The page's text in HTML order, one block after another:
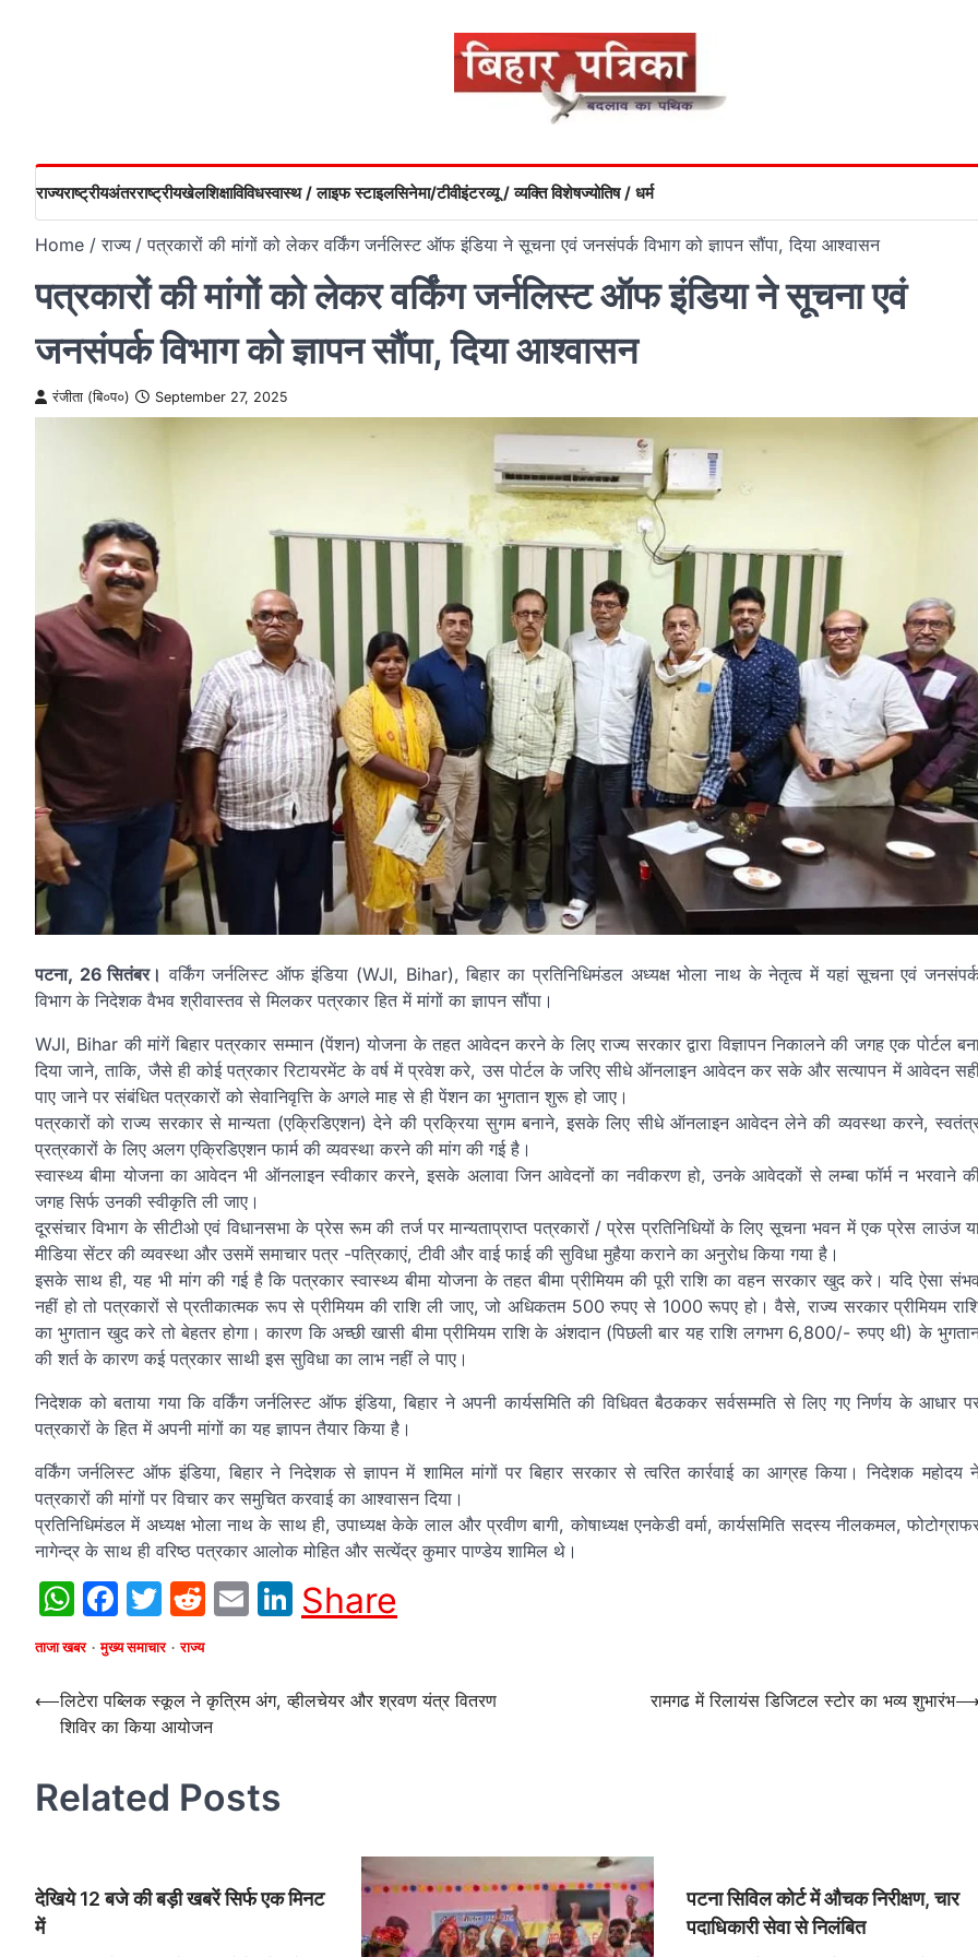
राज्यराष्ट्रीयअंतरराष्ट्रीयखेलशिक्षाविविधस्वास्थ / लाइफ स्टाइलसिनेमा/टीवीइंटरव्यू / व्यक्ति विशेषज्योतिष / धर्म
Home राज्य पत्रकारों की मांगों को लेकर वर्किंग जर्नलिस्ट ऑफ इंडिया ने सूचना एवं जनसंपर्क विभाग को ज्ञापन सौंपा, दिया आश्वासन
पत्रकारों की मांगों को लेकर वर्किंग जर्नलिस्ट ऑफ इंडिया ने सूचना एवं
जनसंपर्क विभाग को ज्ञापन सौंपा, दिया आश्वासन
रंजीता (बि०प०) September 27, 2025
पटना, 26 सितंबर। वर्किंग जर्नलिस्ट ऑफ इंडिया (WJI, Bihar), बिहार का प्रतिनिधिमंडल अध्यक्ष भोला नाथ के नेतृत्व में यहां सूचना एवं
विभाग के निदेशक वैभव श्रीवास्तव से मिलकर पत्रकार हित में मांगों का ज्ञापन सौंपा।
WJI, Bihar की मांगें बिहार पत्रकार सम्मान (पेंशन) योजना के तहत आवेदन करने के लिए राज्य सरकार द्वारा विज्ञापन निकालने की जगह एक पोर्टल
दिया जाने, ताकि, जैसे ही कोई पत्रकार रिटायरमेंट के वर्ष में प्रवेश करे, उस पोर्टल के जरिए सीधे ऑनलाइन आवेदन कर सके और सत्यापन में आवेदन
पाए जाने पर संबंधित पत्रकारों को सेवानिवृत्ति के अगले माह से ही पेंशन का भुगतान शुरू हो जाए।
पत्रकारों को राज्य सरकार से मान्यता (एक्रिडिएशन) देने की प्रक्रिया सुगम बनाने, इसके लिए सीधे ऑनलाइन आवेदन लेने की व्यवस्था करने,
प्रत्रकारों के लिए अलग एक्रिडिएशन फार्म की व्यवस्था करने की मांग की गई है।
स्वास्थ्य बीमा योजना का आवेदन भी ऑनलाइन स्वीकार करने, इसके अलावा जिन आवेदनों का नवीकरण हो, उनके आवेदकों से लम्बा फॉर्म न भरवाने
जगह सिर्फ उनकी स्वीकृति ली जाए।
दूरसंचार विभाग के सीटीओ एवं विधानसभा के प्रेस रूम की तर्ज पर मान्यताप्राप्त पत्रकारों / प्रेस प्रतिनिधियों के लिए सूचना भवन में एक प्रेस लाउंज
मीडिया सेंटर की व्यवस्था और उसमें समाचार पत्र -पत्रिकाएं, टीवी और वाई फाई की सुविधा मुहैया कराने का अनुरोध किया गया है।
इसके साथ ही, यह भी मांग की गई है कि पत्रकार स्वास्थ्य बीमा योजना के तहत बीमा प्रीमियम की पूरी राशि का वहन सरकार खुद करे। यदि ऐसा
नहीं हो तो पत्रकारों से प्रतीकात्मक रूप से प्रीमियम की राशि ली जाए, जो अधिकतम 500 रुपए से 1000 रूपए हो। वैसे, राज्य सरकार प्रीमियम
का भुगतान खुद करे तो बेहतर होगा। कारण कि अच्छी खासी बीमा प्रीमियम राशि के अंशदान (पिछली बार यह राशि लगभग 6,800/- रुपए थी) के
की शर्त के कारण कई पत्रकार साथी इस सुविधा का लाभ नहीं ले पाए।
निदेशक को बताया गया कि वर्किंग जर्नलिस्ट ऑफ इंडिया, बिहार ने अपनी कार्यसमिति की विधिवत बैठककर सर्वसम्मति से लिए गए निर्णय के आधार
पत्रकारों के हित में अपनी मांगों का यह ज्ञापन तैयार किया है।
वर्किंग जर्नलिस्ट ऑफ इंडिया, बिहार ने निदेशक से ज्ञापन में शामिल मांगों पर बिहार सरकार से त्वरित कार्रवाई का आग्रह किया। निदेशक महोदय
पत्रकारों की मांगों पर विचार कर समुचित करवाई का आश्वासन दिया।
प्रतिनिधिमंडल में अध्यक्ष भोला नाथ के साथ ही, उपाध्यक्ष केके लाल और प्रवीण बागी, कोषाध्यक्ष एनकेडी वर्मा, कार्यसमिति सदस्य नीलकमल,
नागेन्द्र के साथ ही वरिष्ठ पत्रकार आलोक मोहित और सत्येंद्र कुमार पाण्डेय शामिल थे।
WhatsApp
Facebook
Twitter
Reddit
EmailLinkedIn
Share
ताजा खबर मुख्य समाचार राज्य
Post
navigation
⟵लिटेरा पब्लिक स्कूल ने कृत्रिम अंग, व्हीलचेयर और श्रवण यंत्र वितरण
शिविर का किया आयोजन
रामगढ में रिलायंस डिजिटल स्टोर का भव्य शुभारंभ⟶
Related Posts
देखिये 12 बजे की बड़ी खबरें सिर्फ एक मिनट
में
पटना सिविल कोर्ट में औचक निरीक्षण, चार
पदाधिकारी सेवा से निलंबित